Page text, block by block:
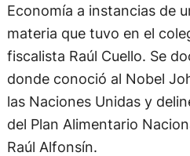
Economía a instancias de
materia que tuvo en el
fiscalista Raúl Cuello. Se
donde conoció al Nobel
las Naciones Unidas y
del Plan Alimentario
Raúl Alfonsín.